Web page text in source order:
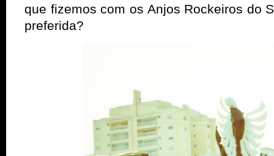
que fizemos com os Anjos Rockeiros do
preferida?